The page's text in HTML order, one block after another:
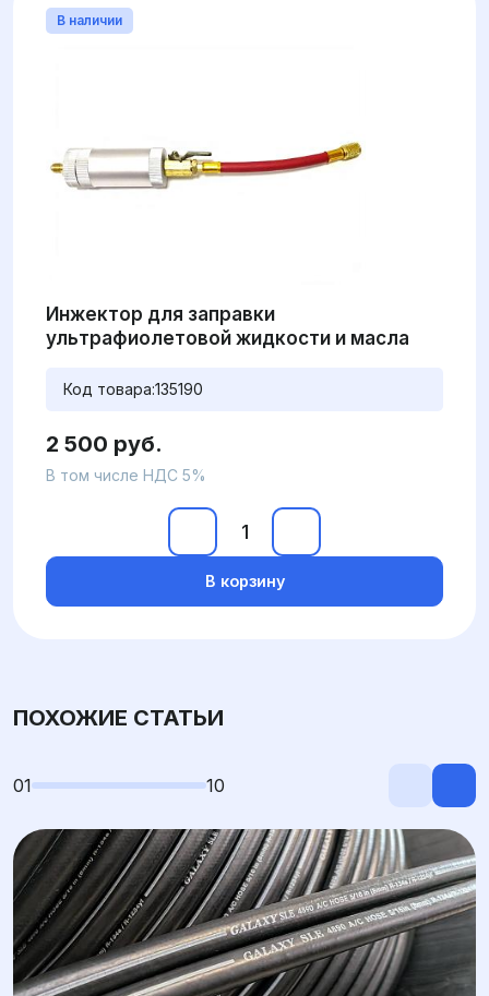
В наличии
Инжектор для заправки
ультрафиолетовой жидкости и масла
Код товара:135190
2 500 руб.
В том числе НДС 5%
В корзину
ПОХОЖИЕ СТАТЬИ
01 10